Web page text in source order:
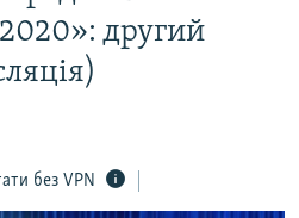
другий
без VPN